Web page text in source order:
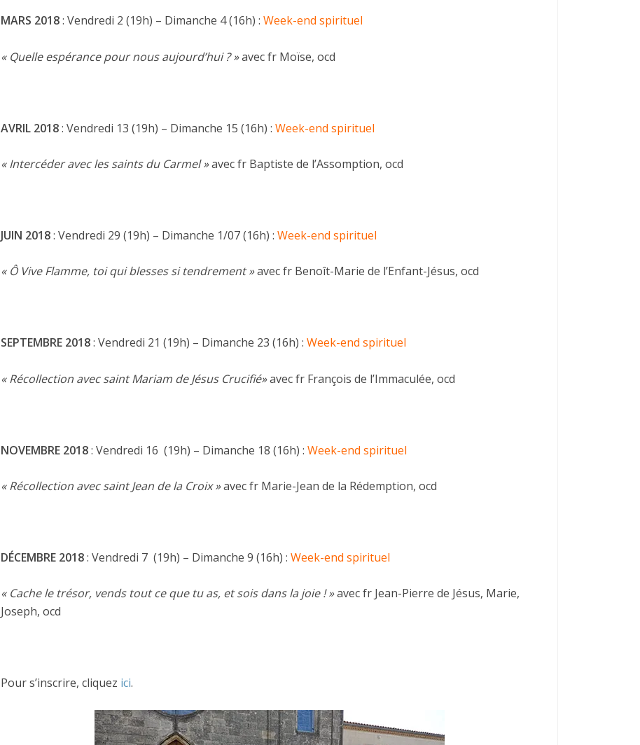
MARS 2018: Vendredi 2 (19h) – Dimanche 4 (16h) : Week-end spirituel
« Quelle espérance pour nous aujourd’hui ? »avec fr Moïse, ocd
AVRIL 2018: Vendredi 13 (19h) – Dimanche 15 (16h) : Week-end spirituel
« Intercéder avec les saints du Carmel »avec fr Baptiste de l’Assomption, ocd
JUIN 2018: Vendredi 29 (19h) – Dimanche 1/07 (16h) : Week-end spirituel
« Ô Vive Flamme, toi qui blesses si tendrement »avec fr Benoît-Marie de l’Enfant-Jésus, ocd
SEPTEMBRE 2018: Vendredi 21 (19h) – Dimanche 23 (16h) : Week-end spirituel
« Récollection avec saint Mariam de Jésus Crucifié»avec fr François de l’Immaculée, ocd
NOVEMBRE 2018: Vendredi 16 (19h) – Dimanche 18 (16h) : Week-end spirituel
« Récollection avec saint Jean de la Croix »avec fr Marie-Jean de la Rédemption, ocd
DÉCEMBRE 2018: Vendredi 7 (19h) – Dimanche 9 (16h) : Week-end spirituel
« Cache le trésor, vends tout ce que tu as, et sois dans la joie ! »avec fr Jean-Pierre de Jésus, Marie,
Joseph, ocd
Pour s’inscrire, cliquez ici.